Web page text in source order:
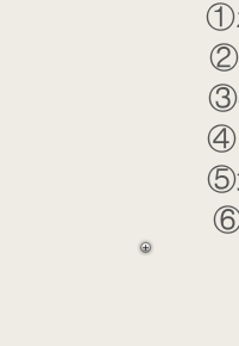
①
②
③
④
⑤
⑥